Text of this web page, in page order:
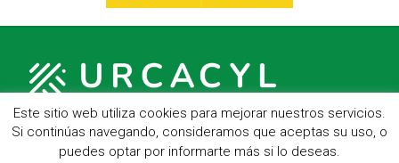
C/ Hípica, 1, entreplanta - 47007 Valladolid
Este sitio web utiliza cookies para mejorar nuestros servicios.
Si continúas navegando, consideramos que aceptas su uso, o
puedes optar por informarte más si lo deseas.